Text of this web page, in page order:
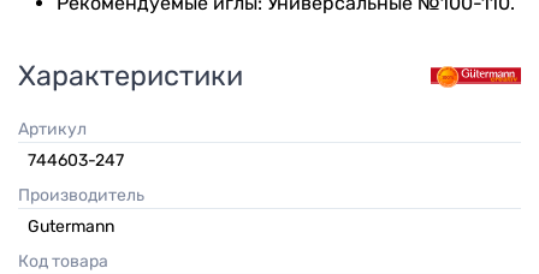
Характеристики
Артикул
744603-247
Производитель
Gutermann
Код товара